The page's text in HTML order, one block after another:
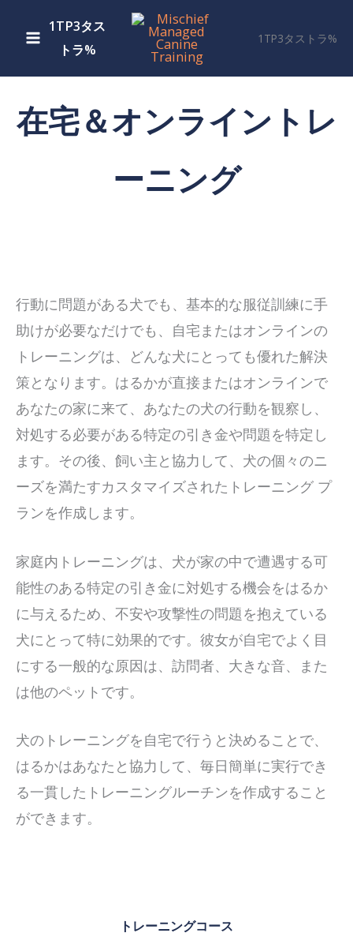
ン
1TP3タス
トラ%
1TP3タストラ%
在宅＆オンライントレ
ーニング
行動に問題がある犬でも、基本的な服従訓練に手
助けが必要なだけでも、自宅またはオンラインの
トレーニングは、どんな犬にとっても優れた解決
策となります。はるかが直接またはオンラインで
あなたの家に来て、あなたの犬の行動を観察し、
対処する必要がある特定の引き金や問題を特定し
ます。その後、飼い主と協力して、犬の個々のニ
ーズを満たすカスタマイズされたトレーニング プ
ランを作成します。
家庭内トレーニングは、犬が家の中で遭遇する可
能性のある特定の引き金に対処する機会をはるか
に与えるため、不安や攻撃性の問題を抱えている
犬にとって特に効果的です。彼女が自宅でよく目
にする一般的な原因は、訪問者、大きな音、また
は他のペットです。
犬のトレーニングを自宅で行うと決めることで、
はるかはあなたと協力して、毎日簡単に実行でき
る一貫したトレーニングルーチンを作成すること
ができます。
トレーニングコース